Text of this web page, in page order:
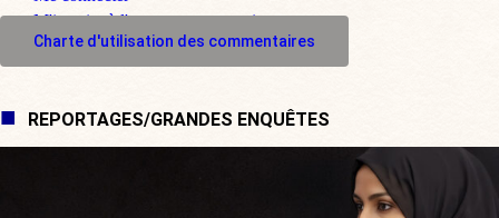
M'inscrire à l'espace commentaire
Charte d'utilisation des commentaires
REPORTAGES/GRANDES ENQUÊTES